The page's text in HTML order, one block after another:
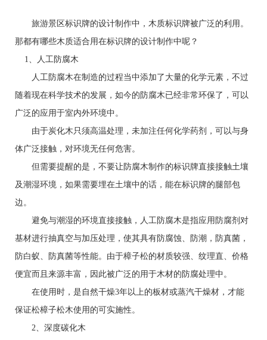
旅游景区标识牌的设计制作中，木质标识牌被广泛的利用。
那都有哪些木质适合用在标识牌的设计制作中呢？
1、人工防腐木
人工防腐木在制造的过程当中添加了大量的化学元素，不过
随着现在科学技术的发展，如今的防腐木已经非常环保了，可以
广泛的应用于室内外环境中。
由于炭化木只须高温处理，未加注任何化学药剂，可以与身
体广泛接触，对环境无任何危害。
但需要提醒的是，不要让防腐木制作的标识牌直接接触土壤
及潮湿环境，如果需要埋在土壤中的话，能在标识牌的腿部包
边。
避免与潮湿的环境直接接触，人工防腐木是指应用防腐剂对
基材进行抽真空与加压处理，使其具有防腐蚀、防潮，防真菌，
防白蚁、防真菌等性能。由于樟子松的材质较强、纹理直、价格
便宜而且来源丰富，因此被广泛的用于木材的防腐处理中。
在使用时，是自然干燥3年以上的板材或蒸汽干燥材，才能
保证松樟子松木使用的可实施性。
2、深度碳化木